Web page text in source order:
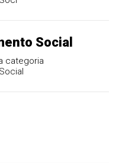
Social
categoria